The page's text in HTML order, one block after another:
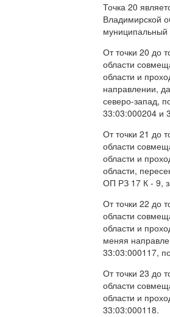
Точка 20
Владимирской
муниципальный
От точки 20 до
области
области и
направлении,
северо-запад,
33:03:000204 и
От точки 21 до
области
области и
области,
ОП РЗ 17 К - 9,
От точки 22 до
области
области и
меняя
33:03:000117,
От точки 23 до
области
области и
33:03:000118.